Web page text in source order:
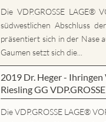
Die VDP.GROSSE LAGE®
südwestlichen Abschluss
präsentiert sich in der Nase
Gaumen setzt sich die...
2019 Dr. Heger - Ihringen
Riesling GG
Die VDP.GROSSE LAGE®